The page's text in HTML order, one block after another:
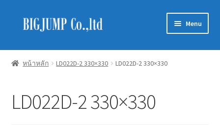
Skip
Skip
Menu
Schneider Electric
EVE Lighting
หน้าหลัก LD022D-2 330×330 LD022D-2 330×330
LD022D-2 330×330